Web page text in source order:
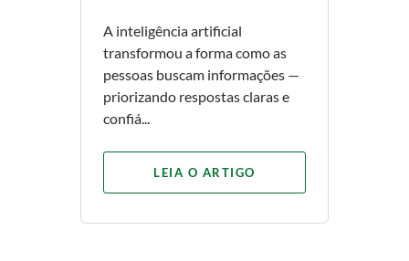
A inteligência artificial
transformou a forma como as
pessoas buscam informações —
priorizando respostas claras e
confiá...
LEIA O ARTIGO